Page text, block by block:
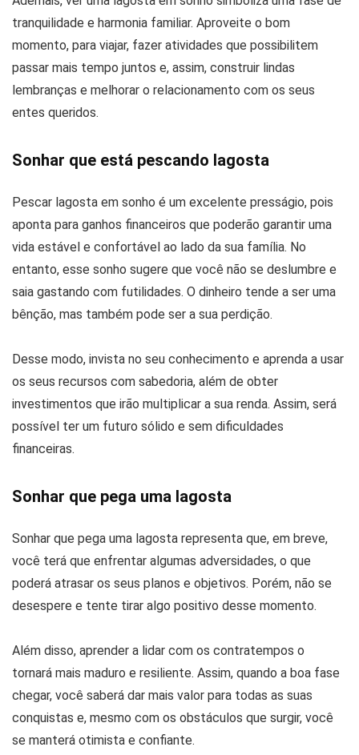
tranquilidade e harmonia familiar. Aproveite o bom
momento, para viajar, fazer atividades que possibilitem
passar mais tempo juntos e, assim, construir lindas
lembranças e melhorar o relacionamento com os seus
entes queridos.
Sonhar que está pescando lagosta
Pescar lagosta em sonho é um excelente presságio, pois
aponta para ganhos financeiros que poderão garantir uma
vida estável e confortável ao lado da sua família. No
entanto, esse sonho sugere que você não se deslumbre e
saia gastando com futilidades. O dinheiro tende a ser uma
bênção, mas também pode ser a sua perdição.
Desse modo, invista no seu conhecimento e aprenda a usar
os seus recursos com sabedoria, além de obter
investimentos que irão multiplicar a sua renda. Assim, será
possível ter um futuro sólido e sem dificuldades
financeiras.
Sonhar que pega uma lagosta
Sonhar que pega uma lagosta representa que, em breve,
você terá que enfrentar algumas adversidades, o que
poderá atrasar os seus planos e objetivos. Porém, não se
desespere e tente tirar algo positivo desse momento.
Além disso, aprender a lidar com os contratempos o
tornará mais maduro e resiliente. Assim, quando a boa fase
chegar, você saberá dar mais valor para todas as suas
conquistas e, mesmo com os obstáculos que surgir, você
se manterá otimista e confiante.